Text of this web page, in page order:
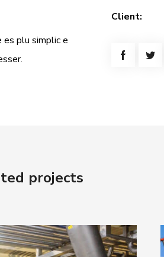
es plu simplic e
Client:
projects